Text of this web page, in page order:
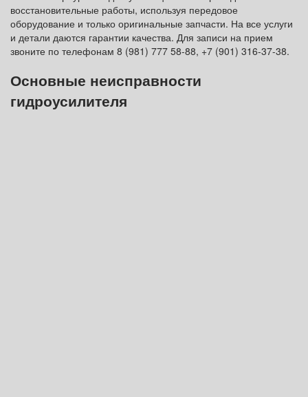
восстановительные работы, используя передовое
оборудование и только оригинальные запчасти. На все услуги
и детали даются гарантии качества. Для записи на прием
звоните по телефонам 8 (981) 777 58-88, +7 (901) 316-37-38.
Основные неисправности
гидроусилителя